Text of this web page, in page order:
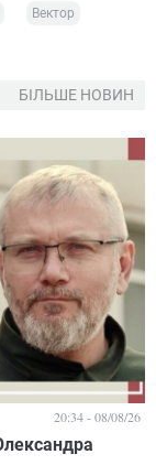
Вектор
БІЛЬШЕ НОВИН
20:34 - 08/08/26